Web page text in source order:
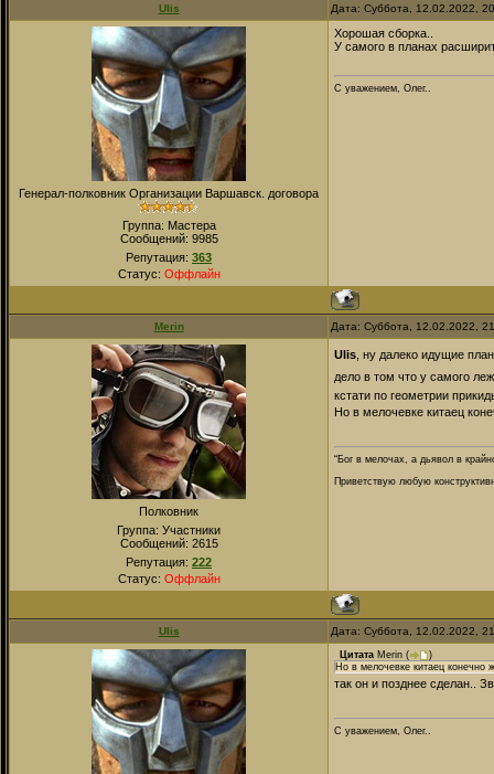
Ulis Дата: Суббота, 12.02.2022,
Генерал-полковник Организации Варшавск. договора
Группа: Мастера
Сообщений: 9985
Репутация: 363
Статус: Оффлайн
Хорошая сборка..
У самого в планах
С уважением, Олег..
Merin Дата: Суббота, 12.02.2022,
Полковник
Группа: Участники
Сообщений: 2615
Репутация: 222
Статус: Оффлайн
Ulis , ну далеко идущие
дело в том что у самого
кстати по геометрии
Но в мелочевке китаец
“Бог в мелочах, а дьявол в
Приветствую любую
Ulis Дата: Суббота, 12.02.2022,
Цитата Merin (
)
Но в мелочевке китаец конечно
так он и позднее сделан..
С уважением, Олег..